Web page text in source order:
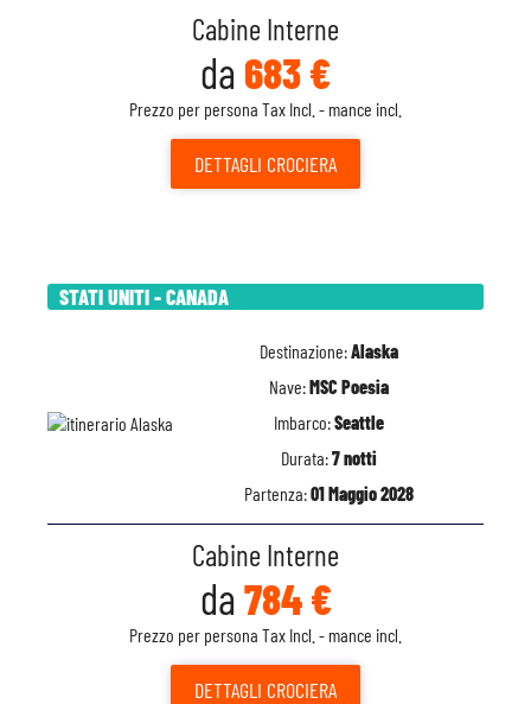
Cabine Interne
da 683 €
Prezzo per persona Tax Incl. - mance incl.
DETTAGLI CROCIERA
STATI UNITI - CANADA
Destinazione:Alaska
Nave:MSC Poesia
Imbarco:Seattle
Durata:7 notti
Partenza:01 Maggio 2028
Cabine Interne
da 784 €
Prezzo per persona Tax Incl. - mance incl.
DETTAGLI CROCIERA